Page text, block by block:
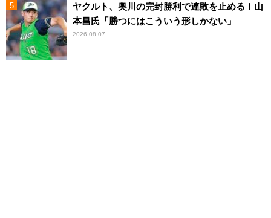
ヤクルト、奥川の完封勝利で連敗を止める！山
本昌氏「勝つにはこういう形しかない」
2026.08.07